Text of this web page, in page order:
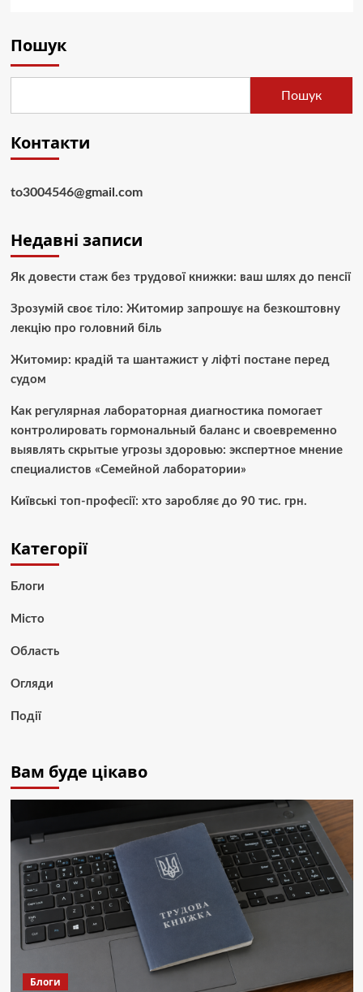
Пошук
Пошук
Контакти
to3004546@gmail.com
Недавні записи
Як довести стаж без трудової книжки: ваш шлях до пенсії
Зрозумій своє тіло: Житомир запрошує на безкоштовну
лекцію про головний біль
Житомир: крадій та шантажист у ліфті постане перед
судом
Как регулярная лабораторная диагностика помогает
контролировать гормональный баланс и своевременно
выявлять скрытые угрозы здоровью: экспертное мнение
специалистов «Семейной лаборатории»
Київські топ-професії: хто заробляє до 90 тис. грн.
Категорії
Блоги
Місто
Область
Огляди
Події
Вам буде цікаво
Блоги